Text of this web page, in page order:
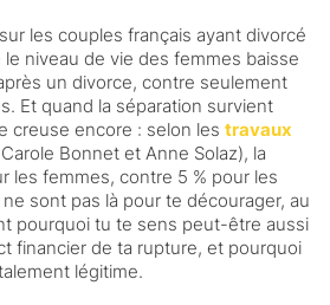
sur les couples français ayant divorcé
niveau de vie des femmes baisse
un divorce, contre seulement
Et quand la séparation survient
creuse encore : selon les travaux
Bonnet et Anne Solaz), la
les femmes, contre 5 % pour les
sont pas là pour te décourager, au
pourquoi tu te sens peut-être aussi
financier de ta rupture, et pourquoi
légitime.